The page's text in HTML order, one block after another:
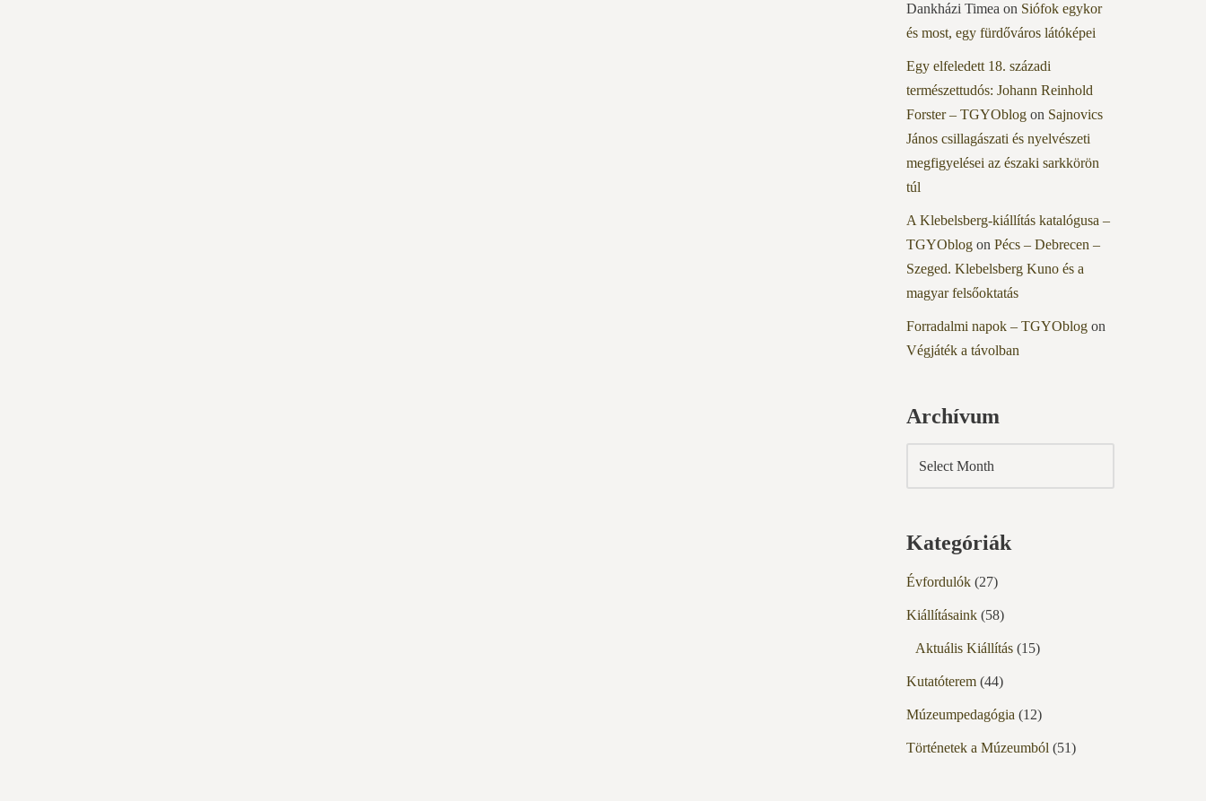
Dankházi Timea on Siófok egykor
és most, egy fürdőváros látóképei
Egy elfeledett 18. századi
természettudós: Johann Reinhold
Forster – TGYOblogon Sajnovics
János csillagászati és nyelvészeti
megfigyelései az északi sarkkörön
túl
A Klebelsberg-kiállítás katalógusa –
TGYOblogon Pécs – Debrecen –
Szeged. Klebelsberg Kuno és a
magyar felsőoktatás
Forradalmi napok – TGYOblogon
Végjáték a távolban
Archívum
Kategóriák
Évfordulók(27)
Kiállításaink(58)
Aktuális Kiállítás(15)
Kutatóterem(44)
Múzeumpedagógia (12)
Történetek a Múzeumból (51)